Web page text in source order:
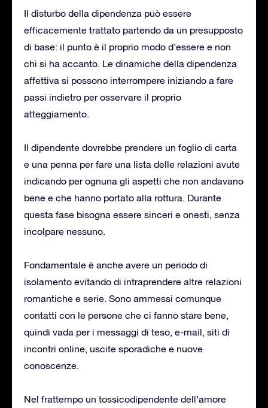
Il disturbo della dipendenza può essere
efficacemente trattato partendo da un presupposto
di base: il punto è il proprio modo d’essere e non
chi si ha accanto. Le dinamiche della dipendenza
affettiva si possono interrompere iniziando a fare
passi indietro per osservare il proprio
atteggiamento.
Il dipendente dovrebbe prendere un foglio di carta
e una penna per fare una lista delle relazioni avute
indicando per ognuna gli aspetti che non andavano
bene e che hanno portato alla rottura. Durante
questa fase bisogna essere sinceri e onesti, senza
incolpare nessuno.
Fondamentale è anche avere un periodo di
isolamento evitando di intraprendere altre relazioni
romantiche e serie. Sono ammessi comunque
contatti con le persone che ci fanno stare bene,
quindi vada per i messaggi di teso, e-mail, siti di
incontri online, uscite sporadiche e nuove
conoscenze.
Nel frattempo un tossicodipendente dell’amore